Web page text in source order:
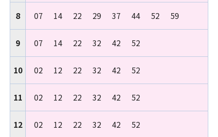
8 07 14 22 29 37 44 52 59
9 07 14 22 32 42 52
10 02 12 22 32 42 52
11 02 12 22 32 42 52
12 02 12 22 32 42 52